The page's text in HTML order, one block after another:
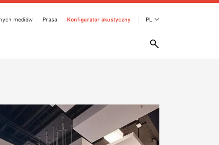
mediów Prasa Konfigurator akustyczny PL